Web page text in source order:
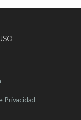
Privacidad